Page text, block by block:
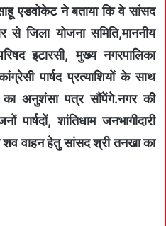
एडवोकेट ने बताया कि वे सांसद
जिला योजना समिति,माननीय
इटारसी, मुख्य नगरपालिका
पार्षद प्रत्याशियों के साथ
का अनुशंसा पत्र सौंपेंगे.नगर की
शांतिधाम जनभागीदारी
शव वाहन हेतु सांसद श्री तनखा का